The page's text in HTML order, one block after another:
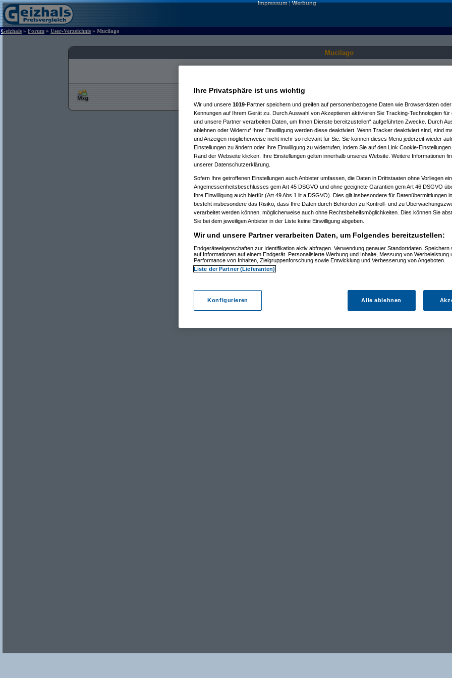
Impressum|Werbung
Geizhals » Forum » User-Verzeichnis » Mucilago
Mucilago
Ihre Privatsphäre ist uns wichtig
Wir und unsere 1019-Partner speichern und greifen auf personenbezogene Daten wie Browserdaten
Kennungen auf Ihrem Gerät zu. Durch Auswahl von Akzeptieren aktivieren Sie Tracking-Technologien für
und unsere Partner verarbeiten Daten, um Ihnen Dienste bereitzustellen“ aufgeführten Zwecke. Durch
ablehnen oder Widerruf Ihrer Einwilligung werden diese deaktiviert. Wenn Tracker deaktiviert sind, sind
und Anzeigen möglicherweise nicht mehr so relevant für Sie. Sie können dieses Menü jederzeit wieder
Einstellungen zu ändern oder Ihre Einwilligung zu widerrufen, indem Sie auf den Link Cookie-
Rand der Webseite klicken. Ihre Einstellungen gelten innerhalb unseres Website. Weitere Informationen
unserer Datenschutzerklärung.
Sofern Ihre getroffenen Einstellungen auch Anbieter umfassen, die Daten in Drittstaaten ohne Vorliegen
Angemessenheitsbeschlusses gem Art 45 DSGVO und ohne geeignete Garantien gem Art 46 DSGVO
Ihre Einwilligung auch hierfür (Art 49 Abs 1 lit a DSGVO). Dies gilt insbesondere für Datenübermittlungen
besteht insbesondere das Risiko, dass Ihre Daten durch Behörden zu Kontroll- und zu
verarbeitet werden können, möglicherweise auch ohne Rechtsbehelfsmöglichkeiten. Dies können Sie
Sie bei dem jeweiligen Anbieter in der Liste keine Einwilligung abgeben.
Wir und unsere Partner verarbeiten Daten, um Folgendes bereitzustellen:
Endgeräteeigenschaften zur Identifikation aktiv abfragen. Verwendung genauer Standortdaten. Speichern
auf Informationen auf einem Endgerät. Personalisierte Werbung und Inhalte, Messung von Werbeleistung
Performance von Inhalten, Zielgruppenforschung sowie Entwicklung und Verbesserung von Angeboten.
Liste der Partner (Lieferanten)
Konfigurieren Alle ablehnen